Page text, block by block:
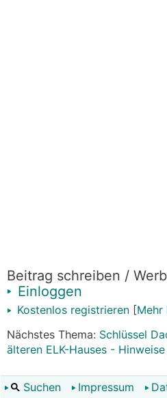
Beitrag schreiben /
Einloggen
Kostenlos registrieren [Mehr
Nächstes Thema: Schlüssel
älteren ELK-Hauses -
Suchen Impressum